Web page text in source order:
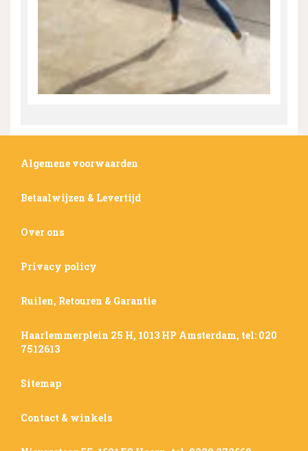
Algemene voorwaarden
Betaalwijzen & Levertijd
Over ons
Privacy policy
Ruilen, Retouren & Garantie
Haarlemmerplein 25 H, 1013 HP Amsterdam, tel: 020
7512613
Sitemap
Contact & winkels